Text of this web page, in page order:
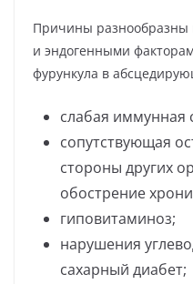
Причины разнообразны
и эндогенными
фурункула в
слабая иммунная
сопутствующая
стороны других
обострение
гиповитаминоз;
нарушения
сахарный диабет;